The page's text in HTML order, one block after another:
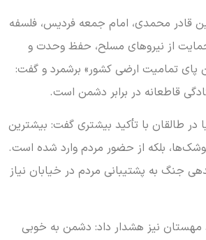
قادر محمدی، امام جمعه فردیس، فلسفه
از نیروهای مسلح، حفظ وحدت و
پای تمامیت ارضی کشور» برشمرد و گفت:
قاطعانه در برابر دشمن است.
در طالقان با تأکید بیشتری گفت: بیشترین
بلکه از حضور مردم وارد شده است.
جنگ به پشتیبانی مردم در خیابان نیاز
نیز هشدار داد: دشمن به خوبی